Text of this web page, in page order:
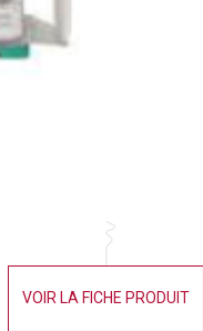
VOIR LA FICHE PRODUIT